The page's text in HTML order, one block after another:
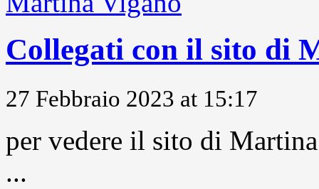
Collegati con il sito di
27 Febbraio 2023 at 15:17
per vedere il sito di
...